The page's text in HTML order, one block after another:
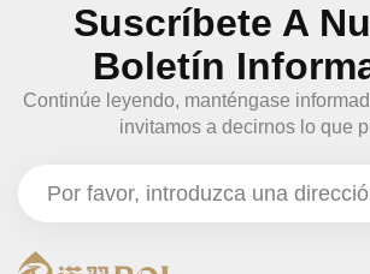
Suscríbete A
Boletín
Continúe leyendo, manténgase
invitamos a decirnos lo que